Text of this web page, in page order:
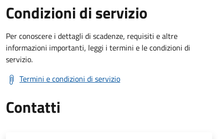
Condizioni di servizio
Per conoscere i dettagli di scadenze, requisiti e altre
informazioni importanti, leggi i termini e le condizioni di
servizio.
Termini e condizioni di servizio
Contatti